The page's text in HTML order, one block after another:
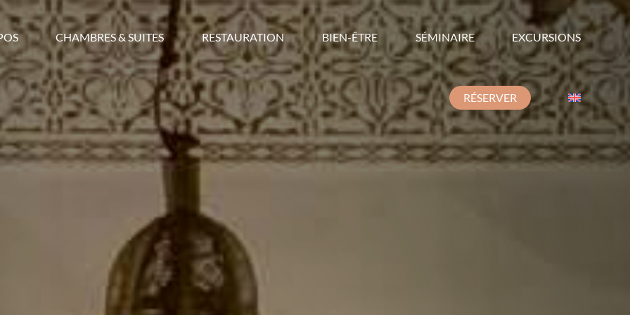
CHAMBRES & SUITES RESTAURATION BIEN-ÊTRE SÉMINAIRE EXCURSIONS
RÉSERVER